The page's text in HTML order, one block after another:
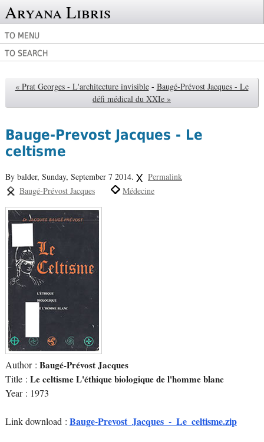
Aryana Libris
TO MENU
TO SEARCH
« Prat Georges - L'architecture invisible - Baugé-Prévost Jacques - Le
défi médical du XXIe »
Bauge-Prevost Jacques - Le
celtisme
By balder, Sunday, September 7 2014.
Permalink
Baugé-Prévost Jacques
Médecine
Author : Baugé-Prévost Jacques
Title : Le celtisme L'éthique biologique de l'homme blanc
Year : 1973
Link download : Bauge-Prevost_Jacques_-_Le_celtisme.zip